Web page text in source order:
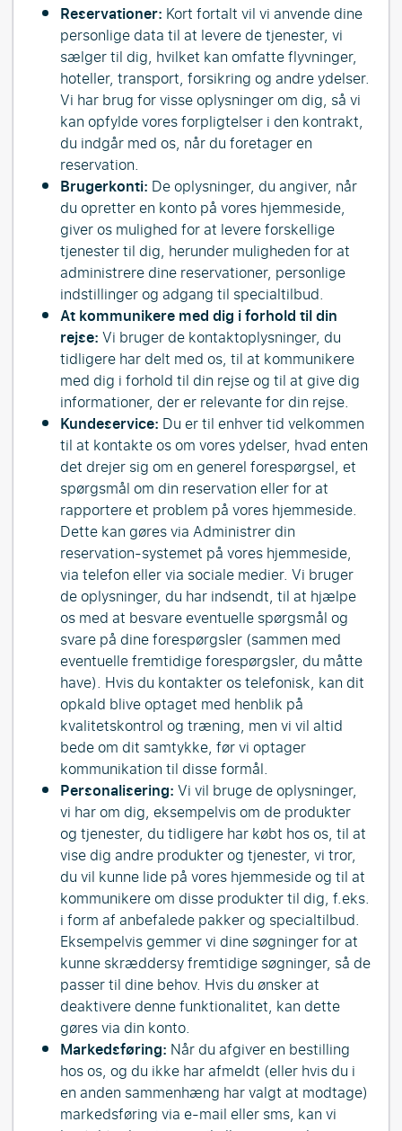
Reservationer: Kort fortalt vil vi anvende dine
personlige data til at levere de tjenester, vi
sælger til dig, hvilket kan omfatte flyvninger,
hoteller, transport, forsikring og andre ydelser.
Vi har brug for visse oplysninger om dig, så vi
kan opfylde vores forpligtelser i den kontrakt,
du indgår med os, når du foretager en
reservation.
Brugerkonti: De oplysninger, du angiver, når
du opretter en konto på vores hjemmeside,
giver os mulighed for at levere forskellige
tjenester til dig, herunder muligheden for at
administrere dine reservationer, personlige
indstillinger og adgang til specialtilbud.
At kommunikere med dig i forhold til din
rejse:Vi bruger de kontaktoplysninger, du
tidligere har delt med os, til at kommunikere
med dig i forhold til din rejse og til at give dig
informationer, der er relevante for din rejse.
Kundeservice: Du er til enhver tid velkommen
til at kontakte os om vores ydelser, hvad enten
det drejer sig om en generel forespørgsel, et
spørgsmål om din reservation eller for at
rapportere et problem på vores hjemmeside.
Dette kan gøres via Administrer din
reservation-systemet på vores hjemmeside,
via telefon eller via sociale medier. Vi bruger
de oplysninger, du har indsendt, til at hjælpe
os med at besvare eventuelle spørgsmål og
svare på dine forespørgsler (sammen med
eventuelle fremtidige forespørgsler, du måtte
have). Hvis du kontakter os telefonisk, kan dit
opkald blive optaget med henblik på
kvalitetskontrol og træning, men vi vil altid
bede om dit samtykke, før vi optager
kommunikation til disse formål.
Personalisering:Vi vil bruge de oplysninger,
vi har om dig, eksempelvis om de produkter
og tjenester, du tidligere har købt hos os, til at
vise dig andre produkter og tjenester, vi tror,
du vil kunne lide på vores hjemmeside og til at
kommunikere om disse produkter til dig, f.eks.
i form af anbefalede pakker og specialtilbud.
Eksempelvis gemmer vi dine søgninger for at
kunne skræddersy fremtidige søgninger, så de
passer til dine behov. Hvis du ønsker at
deaktivere denne funktionalitet, kan dette
gøres via din konto.
Markedsføring: Når du afgiver en bestilling
hos os, og du ikke har afmeldt (eller hvis du i
en anden sammenhæng har valgt at modtage)
markedsføring via e-mail eller sms, kan vi